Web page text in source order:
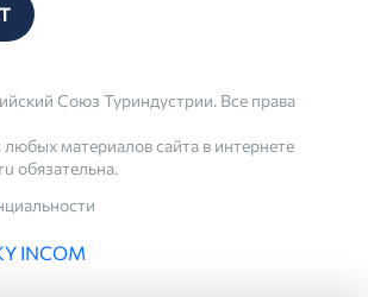
Союз Туриндустрии. Все права
материалов сайта в интернете
обязательна.
INCOM